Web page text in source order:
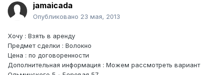
jamaicada
Опубликовано 23 мая, 2013
Хочу : Взять в аренду
Предмет сделки : Волокно
Цена : по договоренности
Дополнительная информация : Можем рассмотреть вариант